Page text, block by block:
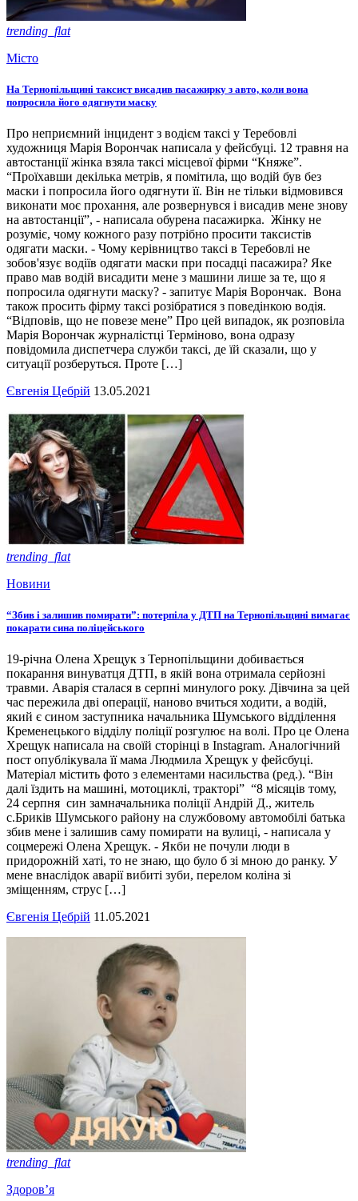
trending_flat
Місто
На Тернопільщині таксист висадив пасажирку з авто, коли вона
попросила його одягнути маску
Про неприємний інцидент з водієм таксі у Теребовлі
художниця Марія Ворончак написала у фейсбуці. 12 травня на
автостанції жінка взяла таксі місцевої фірми “Княже”.
“Проїхавши декілька метрів, я помітила, що водій був без
маски і попросила його одягнути її. Він не тільки відмовився
виконати моє прохання, але розвернувся і висадив мене знову
на автостанції”, - написала обурена пасажирка. Жінку не
розуміє, чому кожного разу потрібно просити таксистів
одягати маски. - Чому керівництво таксі в Теребовлі не
зобов'язує водіїв одягати маски при посадці пасажира? Яке
право мав водій висадити мене з машини лише за те, що я
попросила одягнути маску? - запитує Марія Ворончак. Вона
також просить фірму таксі розібратися з поведінкою водія.
“Відповів, що не повезе мене” Про цей випадок, як розповіла
Марія Ворончак журналістці Терміново, вона одразу
повідомила диспетчера служби таксі, де їй сказали, що у
ситуації розберуться. Проте […]
Євгенія Цебрій 13.05.2021
trending_flat
Новини
“Збив і залишив помирати”: потерпіла у ДТП на Тернопільщині вимагає
покарати сина поліцейського
19-річна Олена Хрещук з Тернопільщини добивається
покарання винуватця ДТП, в якій вона отримала серйозні
травми. Аварія сталася в серпні минулого року. Дівчина за цей
час пережила дві операції, наново вчиться ходити, а водій,
який є сином заступника начальника Шумського відділення
Кременецького відділу поліції розгулює на волі. Про це Олена
Хрещук написала на своїй сторінці в Instagram. Аналогічний
пост опублікувала її мама Людмила Хрещук у фейсбуці.
Матеріал містить фото з елементами насильства (ред.). “Він
далі їздить на машині, мотоциклі, тракторі” “8 місяців тому,
24 серпня син замначальника поліції Андрій Д., житель
с.Бриків Шумського району на службовому автомобілі батька
збив мене і залишив саму помирати на вулиці, - написала у
соцмережі Олена Хрещук. - Якби не почули люди в
придорожній хаті, то не знаю, що було б зі мною до ранку. У
мене внаслідок аварії вибиті зуби, перелом коліна зі
зміщенням, струс […]
Євгенія Цебрій 11.05.2021
trending_flat
Здоров’я